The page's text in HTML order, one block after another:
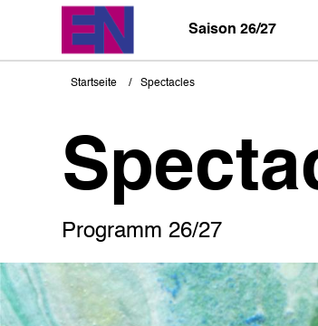
Saison 26/27
Pfadnavigation
Startseite Spectacles
Programm 26/27